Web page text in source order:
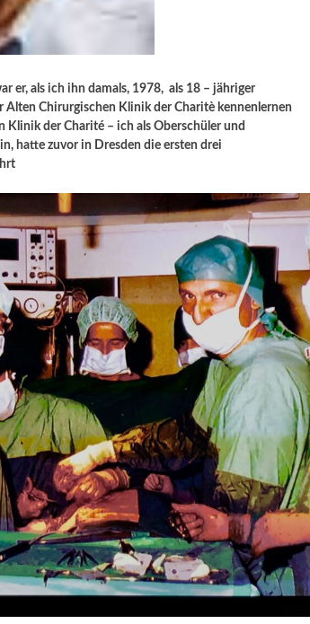
er, als ich ihn damals, 1978, als 18 – jähriger
Alten Chirurgischen Klinik der Charitè kennenlernen
der Charité – ich als Oberschüler und
hatte zuvor in Dresden die ersten drei